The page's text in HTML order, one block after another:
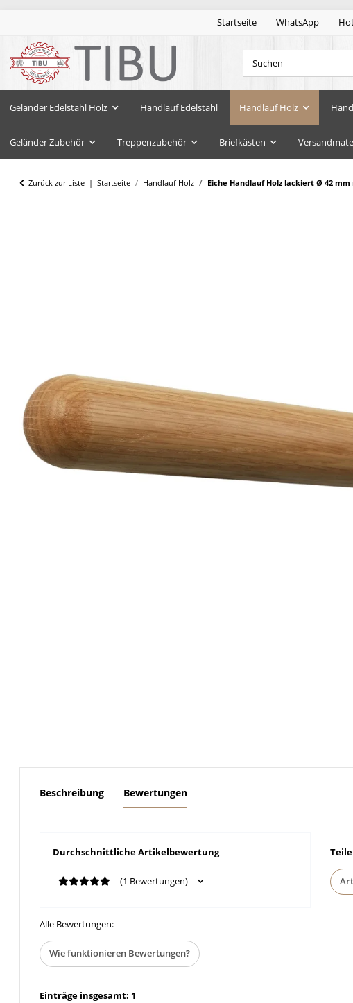
Startseite WhatsApp
Geländer Edelstahl Holz Handlauf Edelstahl Handlauf Holz
Geländer Zubehör Treppenzubehör Briefkästen
Zurück zur Liste Startseite Handlauf Holz Eiche Handlauf Holz lackiert Ø 42
Beschreibung Bewertungen
Durchschnittliche Artikelbewertung
(1 Bewertungen)
Alle Bewertungen:
Wie funktionieren Bewertungen?
Einträge insgesamt: 1